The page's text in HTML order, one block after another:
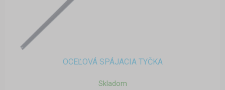
OCEĽOVÁ SPÁJACIA TYČKA
Skladom